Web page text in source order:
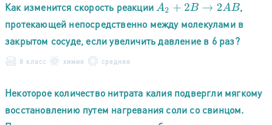
Как изменится скорость реакции A2+ 2B →2AB
,
протекающей непосредственно между молекулами в
закрытом сосуде, если увеличить давление в 6 раз?
8 класс химия средняя
Некоторое количество нитрата калия подвергли мягкому
восстановлению путем нагревания соли со свинцом.